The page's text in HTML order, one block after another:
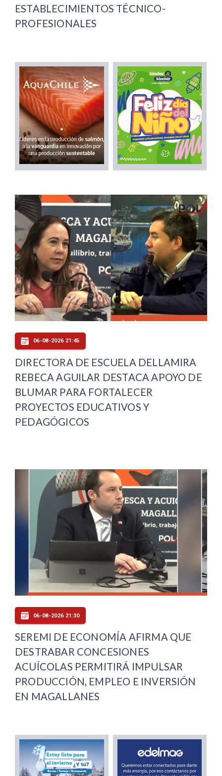
ESTABLECIMIENTOS TÉCNICO-
PROFESIONALES
06-08-2026 21:45
DIRECTORA DE ESCUELA DELLAMIRA
REBECA AGUILAR DESTACA APOYO DE
BLUMAR PARA FORTALECER
PROYECTOS EDUCATIVOS Y
PEDAGÓGICOS
06-08-2026 21:30
SEREMI DE ECONOMÍA AFIRMA QUE
DESTRABAR CONCESIONES
ACUÍCOLAS PERMITIRÁ IMPULSAR
PRODUCCIÓN, EMPLEO E INVERSIÓN
EN MAGALLANES